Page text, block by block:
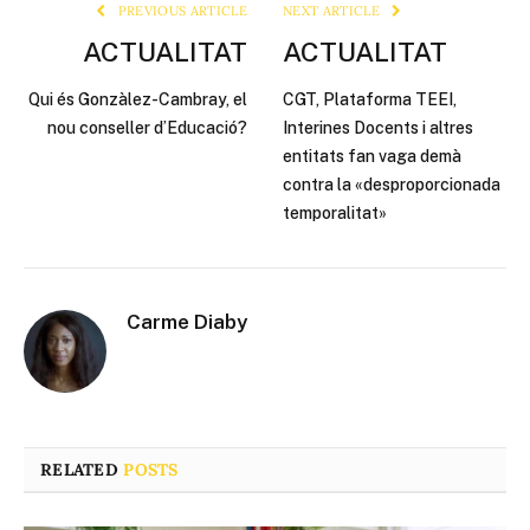
PREVIOUS ARTICLE
ACTUALITAT
Qui és Gonzàlez-Cambray, el
nou conseller d’Educació?
NEXT ARTICLE
ACTUALITAT
CGT, Plataforma TEEI,
Interines Docents i altres
entitats fan vaga demà
contra la «desproporcionada
temporalitat»
Carme Diaby
RELATEDPOSTS